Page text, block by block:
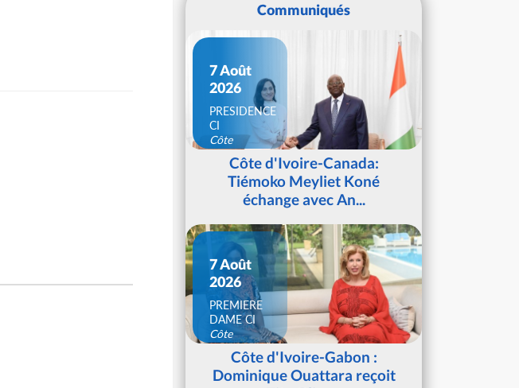
Communiqués
7 Août
2026
PRESIDENCE
CI
Côte
d'IvoireCôte d'Ivoire-Canada:
Tiémoko Meyliet Koné
échange avec An...
7 Août
2026
PREMIERE
DAME CI
Côte
d'IvoireCôte d'Ivoire-Gabon :
Dominique Ouattara reçoit